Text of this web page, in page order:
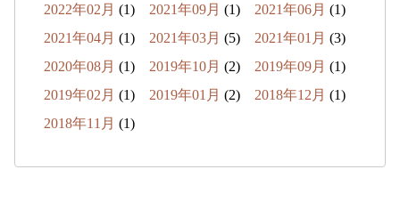
2022年02月 (1) 2021年09月 (1) 2021年06月 (1)
2021年04月 (1) 2021年03月 (5) 2021年01月 (3)
2020年08月 (1) 2019年10月 (2) 2019年09月 (1)
2019年02月 (1) 2019年01月 (2) 2018年12月 (1)
2018年11月 (1)